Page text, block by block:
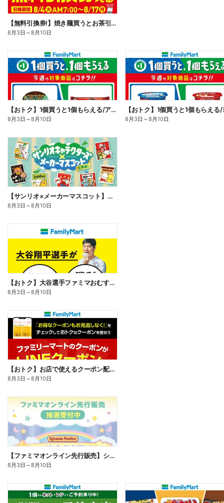
【無料引換券!】焼き麺買うとお茶引換券貰える!
8月3日 ～8月10日
【おトク】1個買うと1個もらえる/アイス
8月3日 ～8月10日 8月3日 ～8月10日
【サンリオ×メーカーマスコット】オリジナルグッズ貰える!
8月3日 ～8月10日
【おトク】大谷選手ファミマおむすび割
8月3日 ～8月10日
【おトク】お店で使えるクーポン配信中
8月3日 ～8月10日
【ファミマオンライン先行販売】シルバニアファミリー
8月3日 ～8月10日